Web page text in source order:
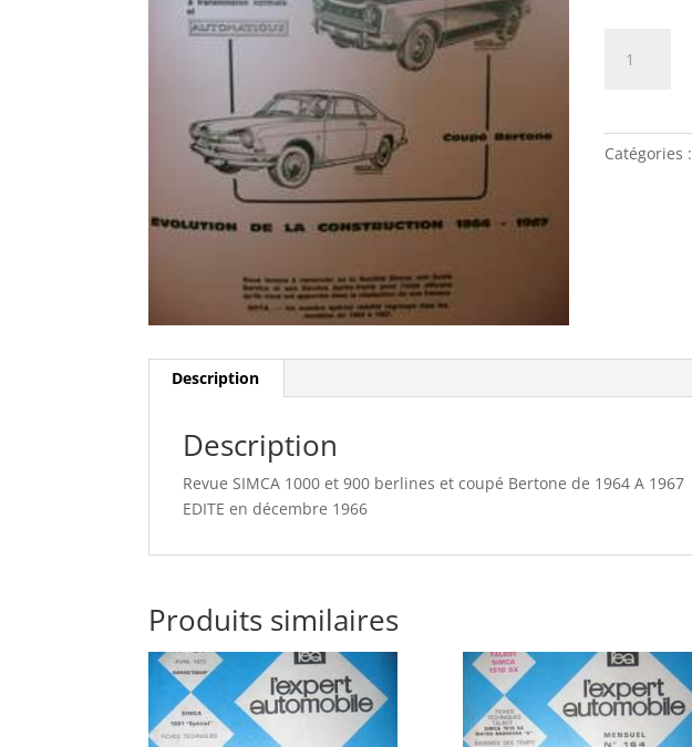
Catégories :
Description
Description
Revue SIMCA 1000 et 900 berlines et coupé Bertone de 1964 A 1967
EDITE en décembre 1966
Produits similaires